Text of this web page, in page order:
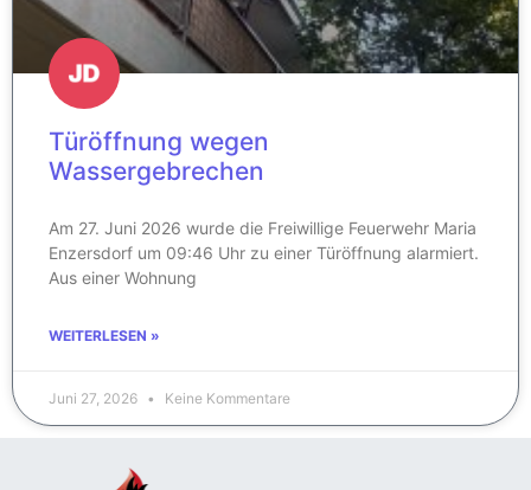
Türöffnung wegen
Wassergebrechen
Am 27. Juni 2026 wurde die Freiwillige Feuerwehr Maria
Enzersdorf um 09:46 Uhr zu einer Türöffnung alarmiert.
Aus einer Wohnung
WEITERLESEN »
Juni 27, 2026 Keine Kommentare